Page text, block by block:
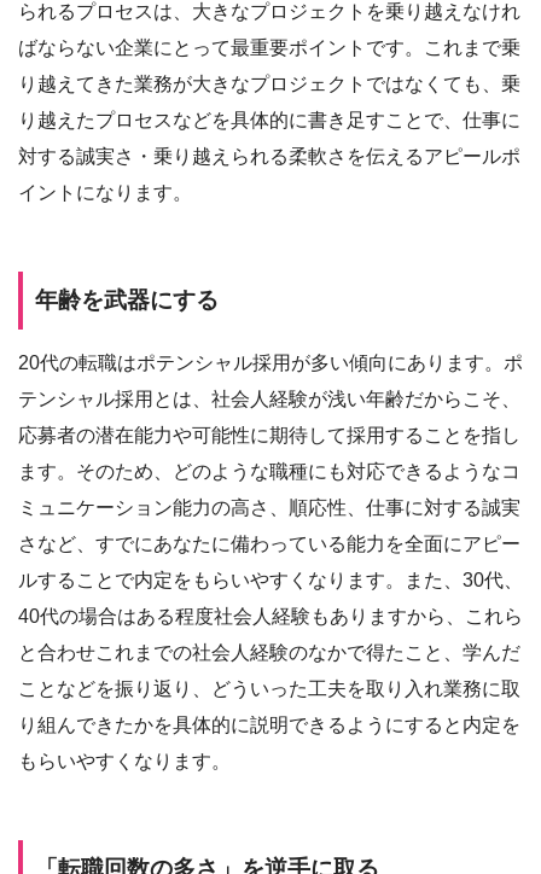
られるプロセスは、大きなプロジェクトを乗り越えなけれ
ばならない企業にとって最重要ポイントです。これまで乗
り越えてきた業務が大きなプロジェクトではなくても、乗
り越えたプロセスなどを具体的に書き足すことで、仕事に
対する誠実さ・乗り越えられる柔軟さを伝えるアピールポ
イントになります。
年齢を武器にする
20代の転職はポテンシャル採用が多い傾向にあります。ポ
テンシャル採用とは、社会人経験が浅い年齢だからこそ、
応募者の潜在能力や可能性に期待して採用することを指し
ます。そのため、どのような職種にも対応できるようなコ
ミュニケーション能力の高さ、順応性、仕事に対する誠実
さなど、すでにあなたに備わっている能力を全面にアピー
ルすることで内定をもらいやすくなります。また、30代、
40代の場合はある程度社会人経験もありますから、これら
と合わせこれまでの社会人経験のなかで得たこと、学んだ
ことなどを振り返り、どういった工夫を取り入れ業務に取
り組んできたかを具体的に説明できるようにすると内定を
もらいやすくなります。